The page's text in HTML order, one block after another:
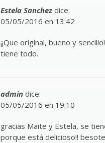
Estela Sanchez dice:
05/05/2016 en 13:42
¡¡Que original, bueno y
tiene todo.
admin dice:
05/05/2016 en 19:10
gracias Maite y Estela, se
porque está delicioso!!